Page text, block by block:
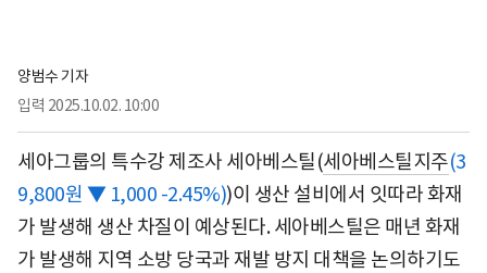
양범수 기자
입력 2025.10.02. 10:00
세아그룹의 특수강 제조사 세아베스틸(세아베스틸지주(3
9,800원 ▼ 1,000 -2.45%))이 생산 설비에서 잇따라 화재
가 발생해 생산 차질이 예상된다. 세아베스틸은 매년 화재
가 발생해 지역 소방 당국과 재발 방지 대책을 논의하기도